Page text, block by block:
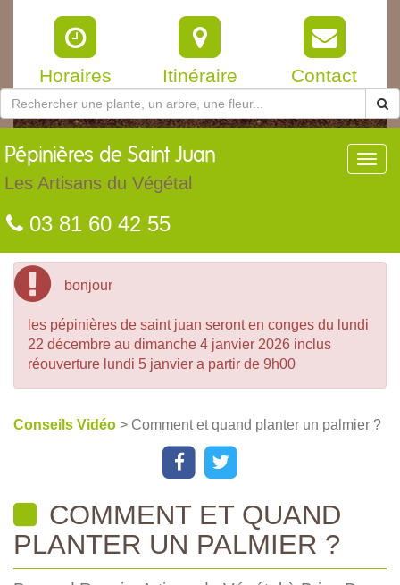
Horaires Itinéraire Contact
Pépinières de Saint Juan
Les Artisans du Végétal
03 81 60 42 55
bonjour
les pépinières de saint juan seront en conges du lundi
22 décembre au dimanche 4 janvier 2026 inclus
réouverture lundi 5 janvier a partir de 9h00
Conseils Vidéo > Comment et quand planter un palmier ?
COMMENT ET QUAND
PLANTER UN PALMIER ?